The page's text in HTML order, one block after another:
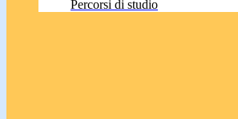
Percorsi di studio